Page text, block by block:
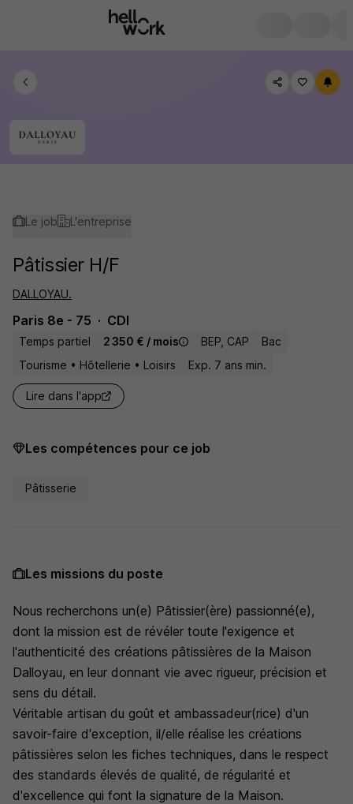
Le job L'entreprise
Pâtissier H/F
DALLOYAU.
Paris 8e - 75 CDI
Temps partiel 2 350 € / mois BEP, CAP
Bac
Tourisme • Hôtellerie • Loisirs
Exp. 7 ans min.
Lire dans l'app
Les compétences pour ce job
Pâtisserie
Les missions du poste
Nous recherchons un(e) Pâtissier(ère) passionné(e),
dont la mission est de révéler toute l'exigence et
l'authenticité des créations pâtissières de la Maison
Dalloyau, en leur donnant vie avec rigueur, précision et
sens du détail.
Véritable artisan du goût et ambassadeur(rice) d'un
savoir-faire d'exception, il/elle réalise les créations
pâtissières selon les fiches techniques, dans le respect
des standards élevés de qualité, de régularité et
d'excellence qui font la signature de la Maison.